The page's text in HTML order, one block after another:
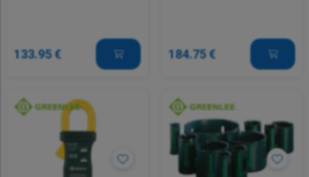
133.95 € 184.75 €